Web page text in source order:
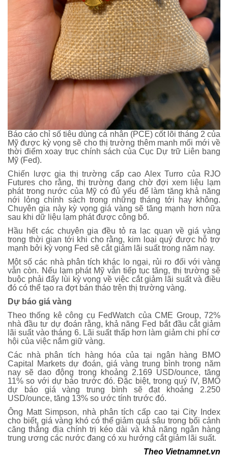
Báo cáo chỉ số tiêu dùng cá nhân (PCE) cốt lõi tháng 2 của
Mỹ được kỳ vọng sẽ cho thị trường thêm manh mối mới về
thời điểm xoay trục chính sách của Cục Dự trữ Liên bang
Mỹ (Fed).
Chiến lược gia thị trường cấp cao Alex Turro của RJO
Futures cho rằng, thị trường đang chờ đợi xem liệu lạm
phát trong nước của Mỹ có đủ yếu để làm tăng khả năng
nới lỏng chính sách trong những tháng tới hay không.
Chuyên gia này kỳ vọng giá vàng sẽ tăng mạnh hơn nữa
sau khi dữ liệu lạm phát được công bố.
Hầu hết các chuyên gia đều tỏ ra lạc quan về giá vàng
trong thời gian tới khi cho rằng, kim loại quý được hỗ trợ
mạnh bởi kỳ vọng Fed sẽ cắt giảm lãi suất trong năm nay.
Một số các nhà phân tích khác lo ngại, rủi ro đối với vàng
vẫn còn. Nếu lạm phát Mỹ vẫn tiếp tục tăng, thị trường sẽ
buộc phải đẩy lùi kỳ vọng về việc cắt giảm lãi suất và điều
đó có thể tạo ra đợt bán tháo trên thị trường vàng.
Dự báo giá vàng
Theo thống kê công cụ FedWatch của CME Group, 72%
nhà đầu tư dự đoán rằng, khả năng Fed bắt đầu cắt giảm
lãi suất vào tháng 6. Lãi suất thấp hơn làm giảm chi phí cơ
hội của việc nắm giữ vàng.
Các nhà phân tích hàng hóa của tại ngân hàng BMO
Capital Markets dự đoán, giá vàng trung bình trong năm
nay sẽ dao động trong khoảng 2.169 USD/ounce, tăng
11% so với dự báo trước đó. Đặc biệt, trong quý IV, BMO
dự báo giá vàng trung bình sẽ đạt khoảng 2.250
USD/ounce, tăng 13% so ước tính trước đó.
Ông Matt Simpson, nhà phân tích cấp cao tại City Index
cho biết, giá vàng khó có thể giảm quá sâu trong bối cảnh
căng thẳng địa chính trị kéo dài và khả năng ngân hàng
trung ương các nước đang có xu hướng cắt giảm lãi suất.
Theo Vietnamnet.vn